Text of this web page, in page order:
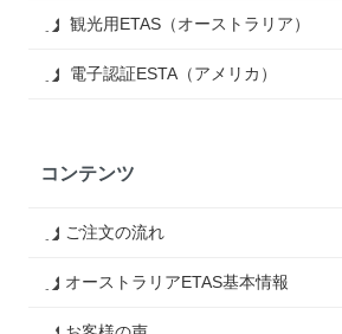
観光用ETAS（オーストラリア）
電子認証ESTA（アメリカ）
コンテンツ
ご注文の流れ
オーストラリアETAS基本情報